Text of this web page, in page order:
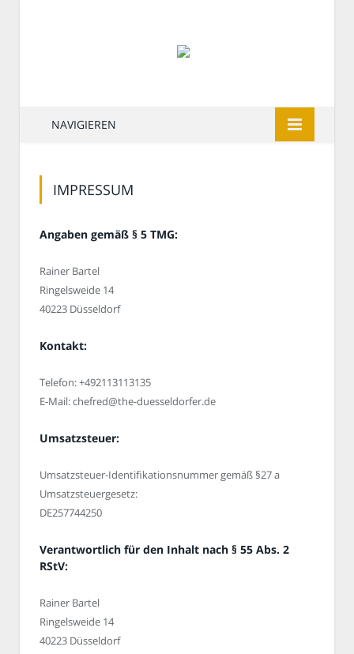
NAVIGIEREN
IMPRESSUM
Angaben gemäß § 5 TMG:
Rainer Bartel
Ringelsweide 14
40223 Düsseldorf
Kontakt:
Telefon: +492113113135
E-Mail: chefred@the-duesseldorfer.de
Umsatzsteuer:
Umsatzsteuer-Identifikationsnummer gemäß §27 a
Umsatzsteuergesetz:
DE257744250
Verantwortlich für den Inhalt nach § 55 Abs. 2
RStV:
Rainer Bartel
Ringelsweide 14
40223 Düsseldorf